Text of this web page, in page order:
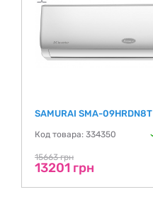
SAMURAI SMA-09HRDN8T
Код товара: 334350
15663 грн
13201 грн